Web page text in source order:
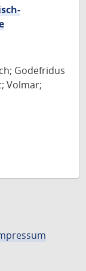
Godefridus
Volmar;